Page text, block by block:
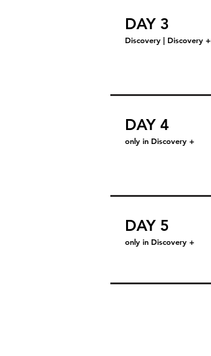
DAY 3
Discovery | Discovery +
DAY 4
only in Discovery +
DAY 5
only in Discovery +